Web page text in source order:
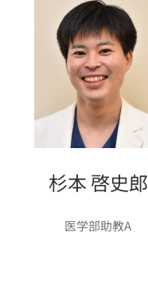
杉本 啓史郎
医学部助教A